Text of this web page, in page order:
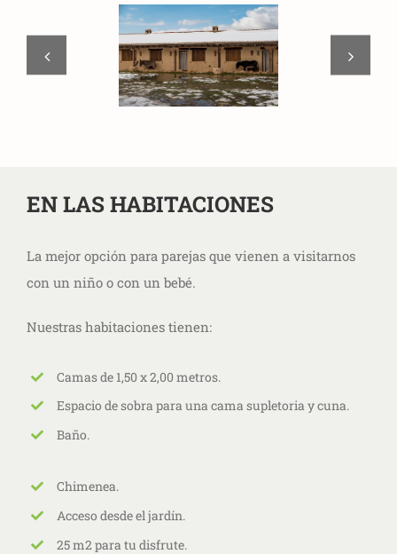
EN LAS HABITACIONES
La mejor opción para parejas que vienen a visitarnos
con un niño o con un bebé.
Nuestras habitaciones tienen:
Camas de 1,50 x 2,00 metros.
Espacio de sobra para una cama supletoria y cuna.
Baño.
Chimenea.
Acceso desde el jardín.
25 m2 para tu disfrute.